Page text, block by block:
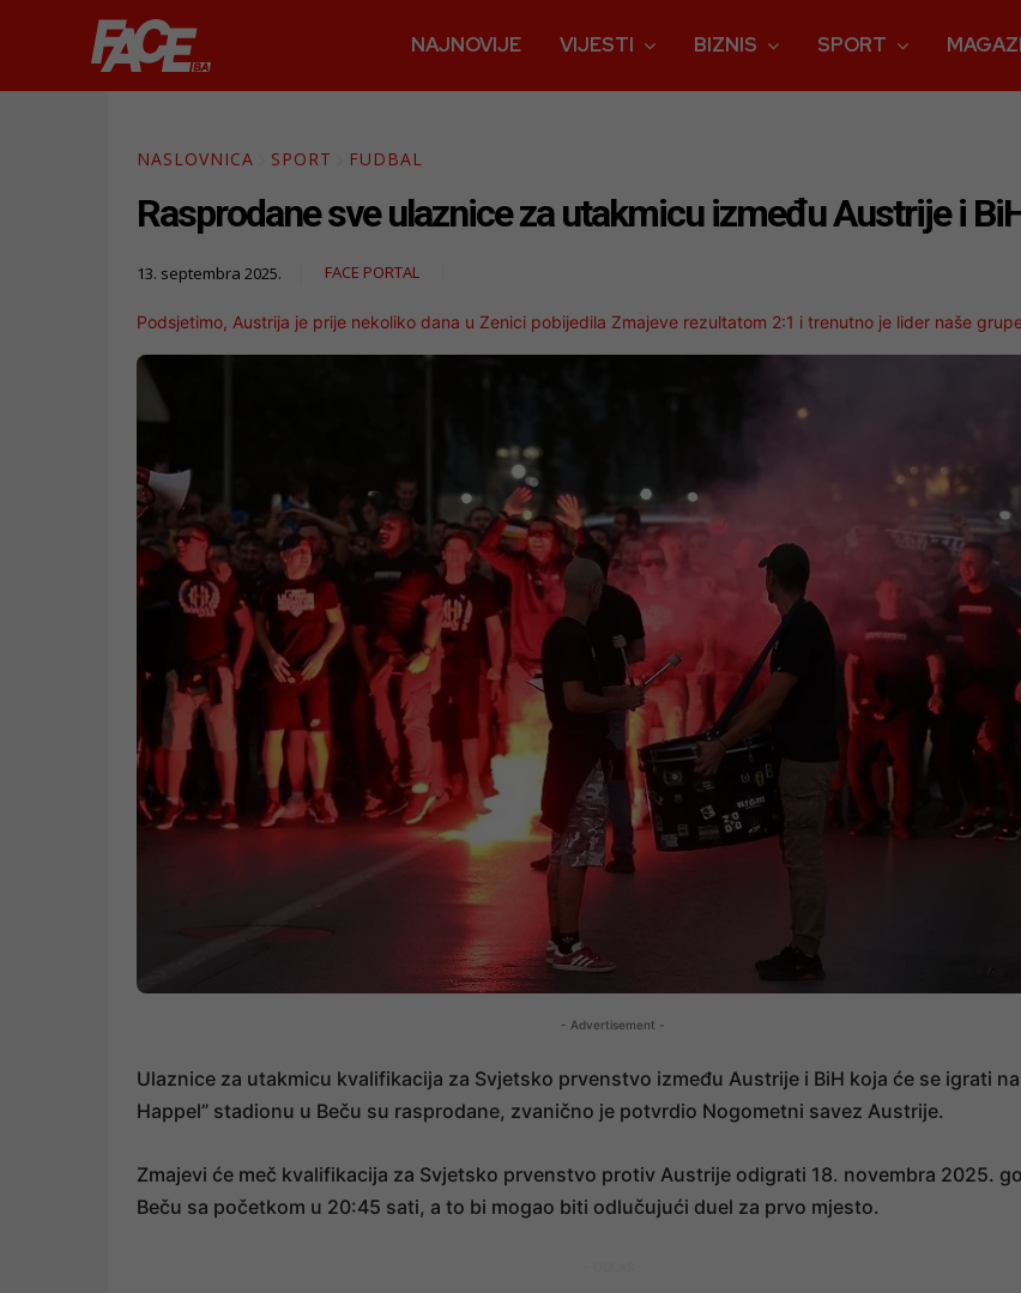
NAJNOVIJE VIJESTI BIZNIS SPORT
NASLOVNICA SPORT FUDBAL
Rasprodane sve ulaznice za utakmicu između Austrije i
13. septembra 2025. FACE PORTAL
Podsjetimo, Austrija je prije nekoliko dana u Zenici pobijedila Zmajeve rezultatom 2:1 i trenutno je lider naše
- Advertisement -
Ulaznice za utakmicu kvalifikacija za Svjetsko prvenstvo između Austrije i BiH koja će se igrati na
Happel” stadionu u Beču su rasprodane, zvanično je potvrdio Nogometni savez Austrije.
Zmajevi će meč kvalifikacija za Svjetsko prvenstvo protiv Austrije odigrati 18. novembra 2025.
Beču sa početkom u 20:45 sati, a to bi mogao biti odlučujući duel za prvo mjesto.